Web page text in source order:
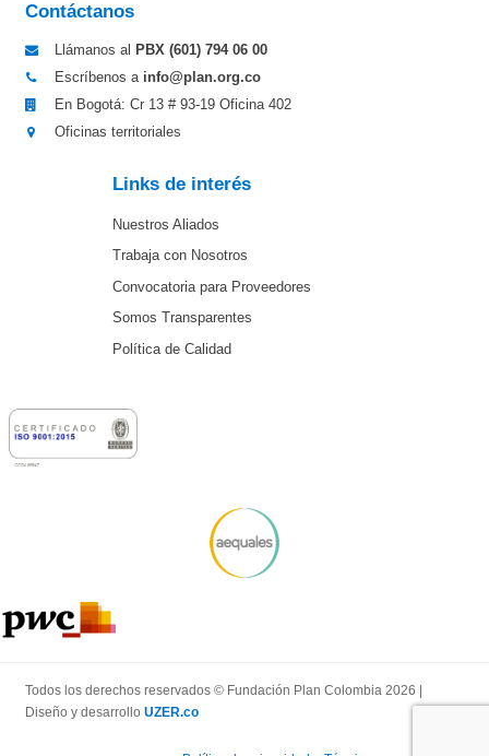
Contáctanos
Llámanos al PBX (601) 794 06 00
Escríbenos a info@plan.org.co
En Bogotá: Cr 13 # 93-19 Oficina 402
Oficinas territoriales
Links de interés
Nuestros Aliados
Trabaja con Nosotros
Convocatoria para Proveedores
Somos Transparentes
Política de Calidad
Todos los derechos reservados © Fundación Plan Colombia 2026 |
Diseño y desarrollo UZER.co